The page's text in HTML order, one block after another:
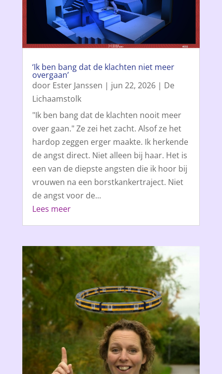
‘Ik ben bang dat de klachten niet meer
overgaan’
door Ester Janssen | jun 22, 2026| De
Lichaamstolk
"Ik ben bang dat de klachten nooit meer
over gaan." Ze zei het zacht. Alsof ze het
hardop zeggen erger maakte. Ik herkende
de angst direct. Niet alleen bij haar. Het is
een van de diepste angsten die ik hoor bij
vrouwen na een borstkankertraject. Niet
de angst voor de...
Lees meer